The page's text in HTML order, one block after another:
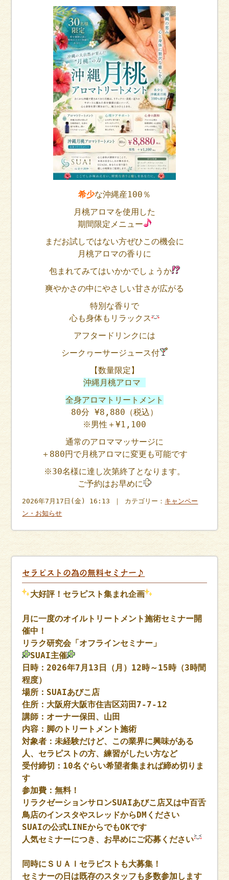
希少な沖縄産100％
月桃アロマを使用した
期間限定メニュー
まだお試しではない方ぜひこの機会に
月桃アロマの香りに
包まれてみてはいかかでしょうか‍
爽やかさの中にやさしい甘さが広がる
特別な香りで
心も身体もリラックス
アフタードリンクには
シークヮーサージュース付
【数量限定】
沖縄月桃アロマ
全身アロマトリートメント
80分 ¥8,880（税込）
※男性＋¥1,100
通常のアロママッサージに
＋880円で月桃アロマに変更も可能です
※30名様に達し次第終了となります。
ご予約はお早めに‍
2026年7月17日(金) 16:13 ｜ カテゴリー： キャンペー
ン・お知らせ
セラピストの為の無料セミナー♪
大好評！セラピスト集まれ企画
月に一度のオイルトリートメント施術セミナー開
催中！
リラク研究会「オフラインセミナー」
SUAI主催
日時：2026年7月13日（月）12時～15時（3時間
程度）
場所：SUAIあびこ店
住所：大阪府大阪市住吉区苅田7-7-12
講師：オーナー保田、山田
内容：脚のトリートメント施術
対象者：未経験だけど、この業界に興味がある
人、セラピストの方、練習がしたい方など
受付締切：10名ぐらい希望者集まれば締め切りま
す
参加費：無料！
リラクゼーションサロンSUAIあびこ店又は中百舌
鳥店のインスタやスレッドからDMください
SUAIの公式LINEからでもOKです
人気セミナーにつき、お早めにご応募ください
同時にＳＵＡＩセラピストも大募集！
セミナーの日は既存のスタッフも多数参加します